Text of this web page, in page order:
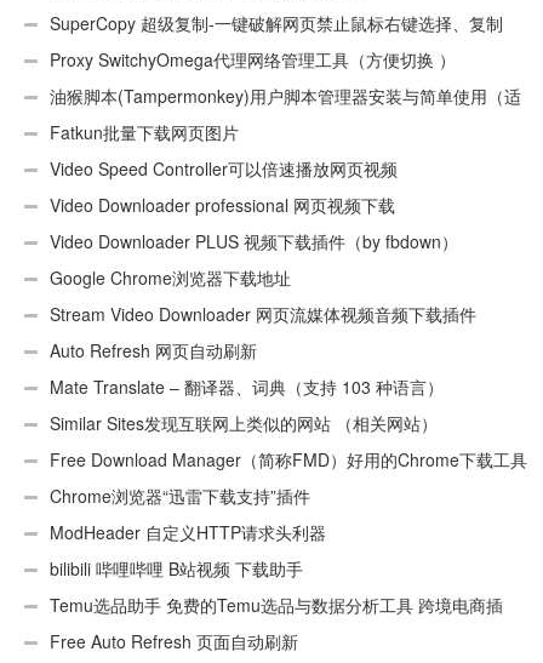
SuperCopy 超级复制-一键破解网页禁止鼠标右键选择、复制
Proxy SwitchyOmega代理网络管理工具（方便切换 ）
油猴脚本(Tampermonkey)用户脚本管理器安装与简单使用（适
用Android）
Fatkun批量下载网页图片
Video Speed Controller可以倍速播放网页视频
Video Downloader professional 网页视频下载
Video Downloader PLUS 视频下载插件（by fbdown）
Google Chrome浏览器下载地址
Stream Video Downloader 网页流媒体视频音频下载插件
Auto Refresh 网页自动刷新
Mate Translate – 翻译器、词典（支持 103 种语言）
Similar Sites发现互联网上类似的网站 （相关网站）
Free Download Manager（简称FMD）好用的Chrome下载工具
插件Chrome浏览器“迅雷下载支持”插件
ModHeader 自定义HTTP请求头利器
bilibili 哔哩哔哩 B站视频 下载助手
Temu选品助手 免费的Temu选品与数据分析工具 跨境电商插
件 Free Auto Refresh 页面自动刷新